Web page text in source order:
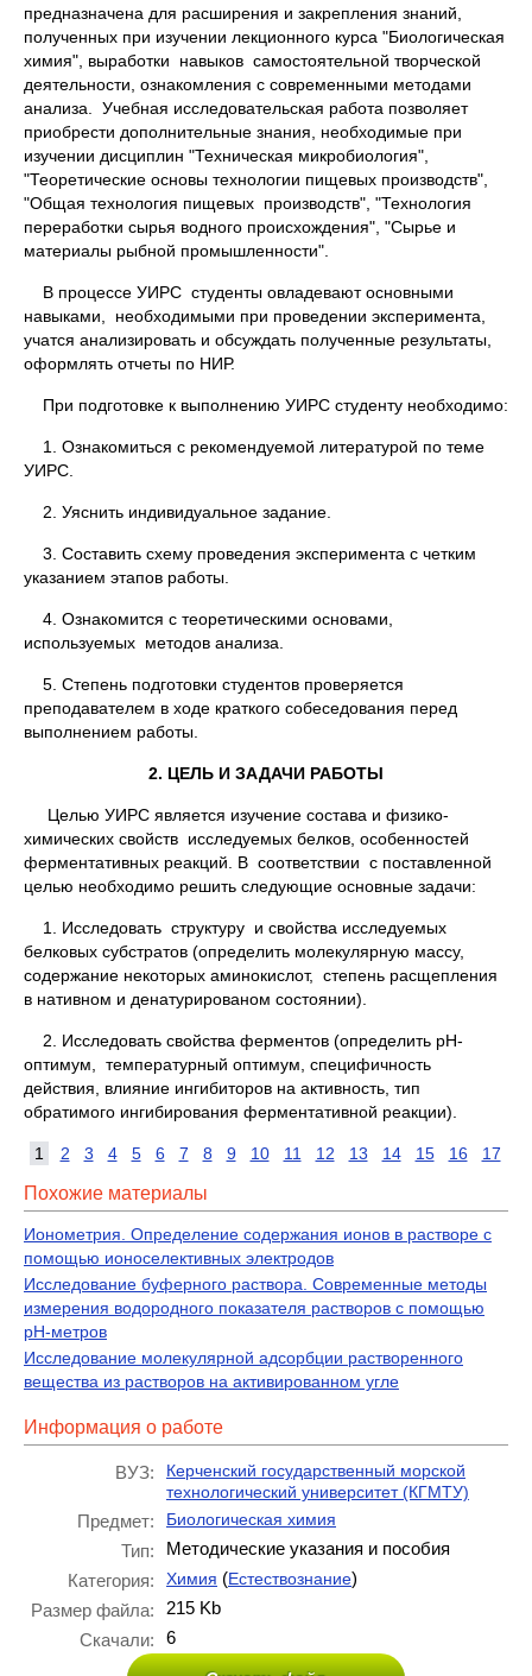
предназначена для расширения и закрепления знаний,
полученных при изучении лекционного курса "Биологическая
химия", выработки навыков самостоятельной творческой
деятельности, ознакомления с современными методами
анализа. Учебная исследовательская работа позволяет
приобрести дополнительные знания, необходимые при
изучении дисциплин "Техническая микробиология",
"Теоретические основы технологии пищевых производств",
"Общая технология пищевых производств", "Технология
переработки сырья водного происхождения", "Сырье и
материалы рыбной промышленности".
В процессе УИРС студенты овладевают основными
навыками, необходимыми при проведении эксперимента,
учатся анализировать и обсуждать полученные результаты,
оформлять отчеты по НИР.
При подготовке к выполнению УИРС студенту необходимо:
1. Ознакомиться с рекомендуемой литературой по теме
УИРС.
2. Уяснить индивидуальное задание.
3. Составить схему проведения эксперимента с четким
указанием этапов работы.
4. Ознакомится с теоретическими основами,
используемых методов анализа.
5. Степень подготовки студентов проверяется
преподавателем в ходе краткого собеседования перед
выполнением работы.
2. ЦЕЛЬ И ЗАДАЧИ РАБОТЫ
Целью УИРС является изучение состава и физико-
химических свойств исследуемых белков, особенностей
ферментативных реакций. В соответствии с поставленной
целью необходимо решить следующие основные задачи:
1. Исследовать структуру и свойства исследуемых
белковых субстратов (определить молекулярную массу,
содержание некоторых аминокислот, степень расщепления
в нативном и денатурированом состоянии).
2. Исследовать свойства ферментов (определить pH-
оптимум, температурный оптимум, специфичность
действия, влияние ингибиторов на активность, тип
обратимого ингибирования ферментативной реакции).
1 2 3 4 5 6 7 8 9 10 11 12 13 14 15 16 17
Похожие материалы
Ионометрия. Определение содержания ионов в растворе с
помощью ионоселективных электродов
Исследование буферного раствора. Современные методы
измерения водородного показателя растворов с помощью
рН-метров
Исследование молекулярной адсорбции растворенного
вещества из растворов на активированном угле
Информация о работе
ВУЗ:
Керченский государственный морской
технологический университет (КГМТУ)
Предмет: Биологическая химия
Тип:
Методические указания и пособия
Категория:
Химия (Естествознание)
Размер файла:
215 Kb
Скачали:
6